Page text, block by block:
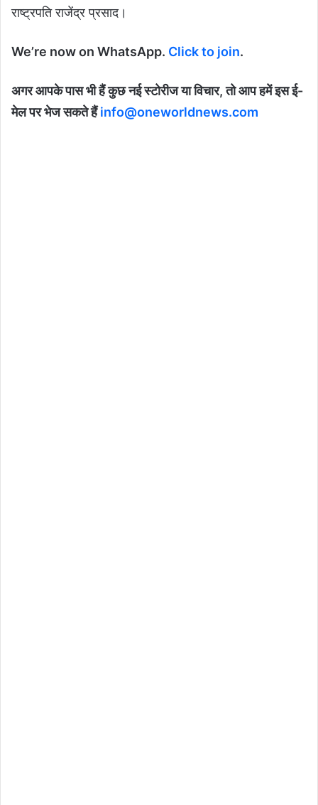
राष्ट्रपति राजेंद्र प्रसाद।
We’re now on WhatsApp. Click to join.
अगर आपके पास भी हैं कुछ नई स्टोरीज या विचार, तो आप हमें इस ई-
मेल पर भेज सकते हैंinfo@oneworldnews.com